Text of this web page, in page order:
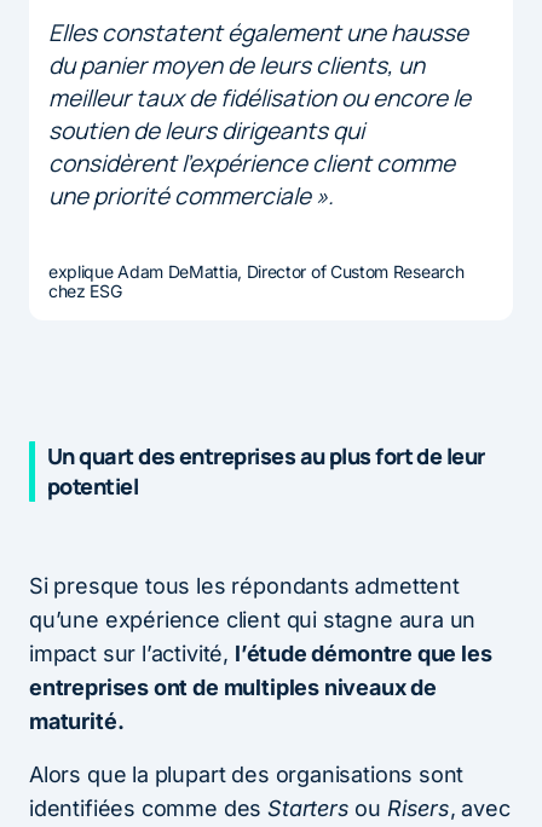
Elles constatent également une hausse
du panier moyen de leurs clients, un
meilleur taux de fidélisation ou encore le
soutien de leurs dirigeants qui
considèrent l’expérience client comme
une priorité commerciale ».
explique Adam DeMattia, Director of Custom Research
chez ESG
Un quart des entreprises au plus fort de leur
potentiel
Si presque tous les répondants admettent
qu’une expérience client qui stagne aura un
impact sur l’activité, l’étude démontre que les
entreprises ont de multiples niveaux de
maturité.
Alors que la plupart des organisations sont
identifiées comme desStarters ou Risers, avec